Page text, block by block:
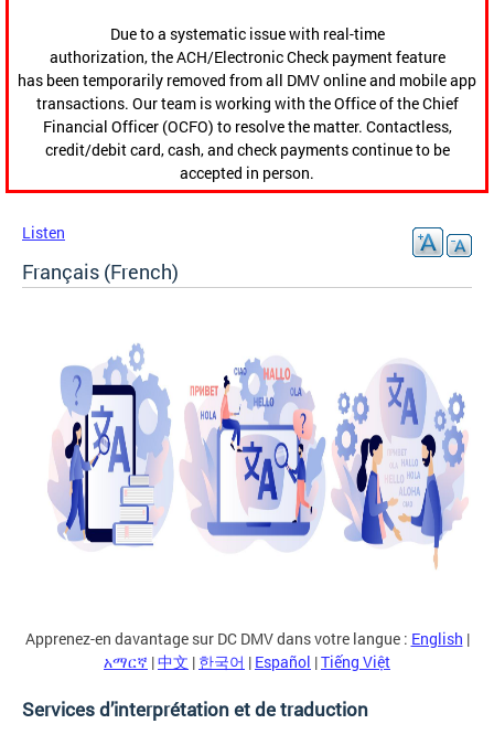
Due to a systematic issue with real-time
authorization, the ACH/Electronic Check payment feature
has been temporarily removed from all DMV online and mobile app
transactions. Our team is working with the Office of the Chief
Financial Officer (OCFO) to resolve the matter. Contactless,
credit/debit card, cash, and check payments continue to be
accepted in person.
Listen
Français (French)
Apprenez-en davantage sur DC DMV dans votre langue : English |
አማርኛ |中文 | 한국어 | Español |Tiếng Việt
Services d’interprétation et de traduction